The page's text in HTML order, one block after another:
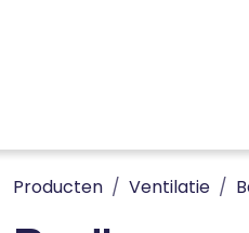
Producten Ventilatie